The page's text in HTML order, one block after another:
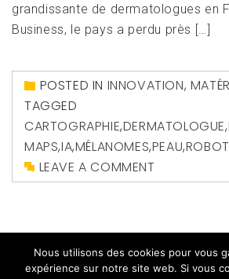
grandissante de dermatologues en
Business, le pays a perdu près […]
POSTED IN INNOVATION,
TAGGED
CARTOGRAPHIE,DERMATOLOGUE,
MAPS,IA,MÉLANOMES,PEAU,ROBOT
LEAVE A COMMENT
Nous utilisons des cookies pour vous
expérience sur notre site web. Si vous